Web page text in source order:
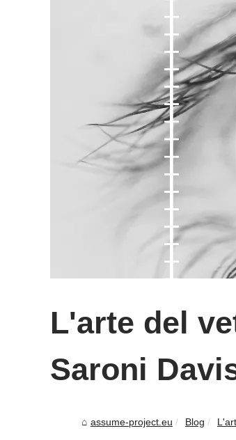
L'arte del
Saroni
assume-project.eu Blog